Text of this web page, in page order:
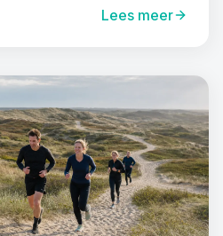
Lees meer